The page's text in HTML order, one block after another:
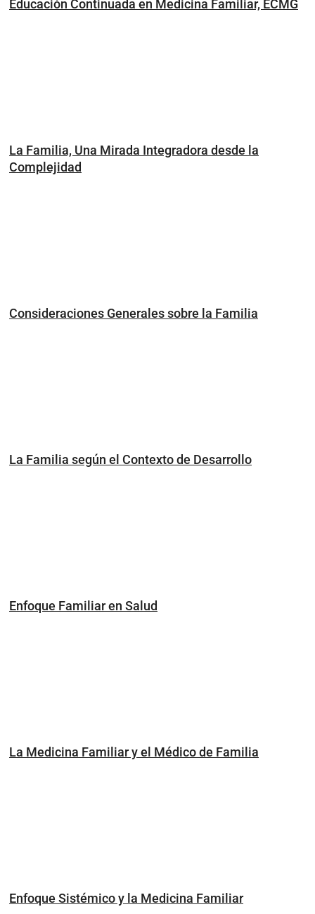
Educación Continuada en Medicina Familiar, ECMG
La Familia, Una Mirada Integradora desde la
Complejidad
Consideraciones Generales sobre la Familia
La Familia según el Contexto de Desarrollo
Enfoque Familiar en Salud
La Medicina Familiar y el Médico de Familia
Enfoque Sistémico y la Medicina Familiar